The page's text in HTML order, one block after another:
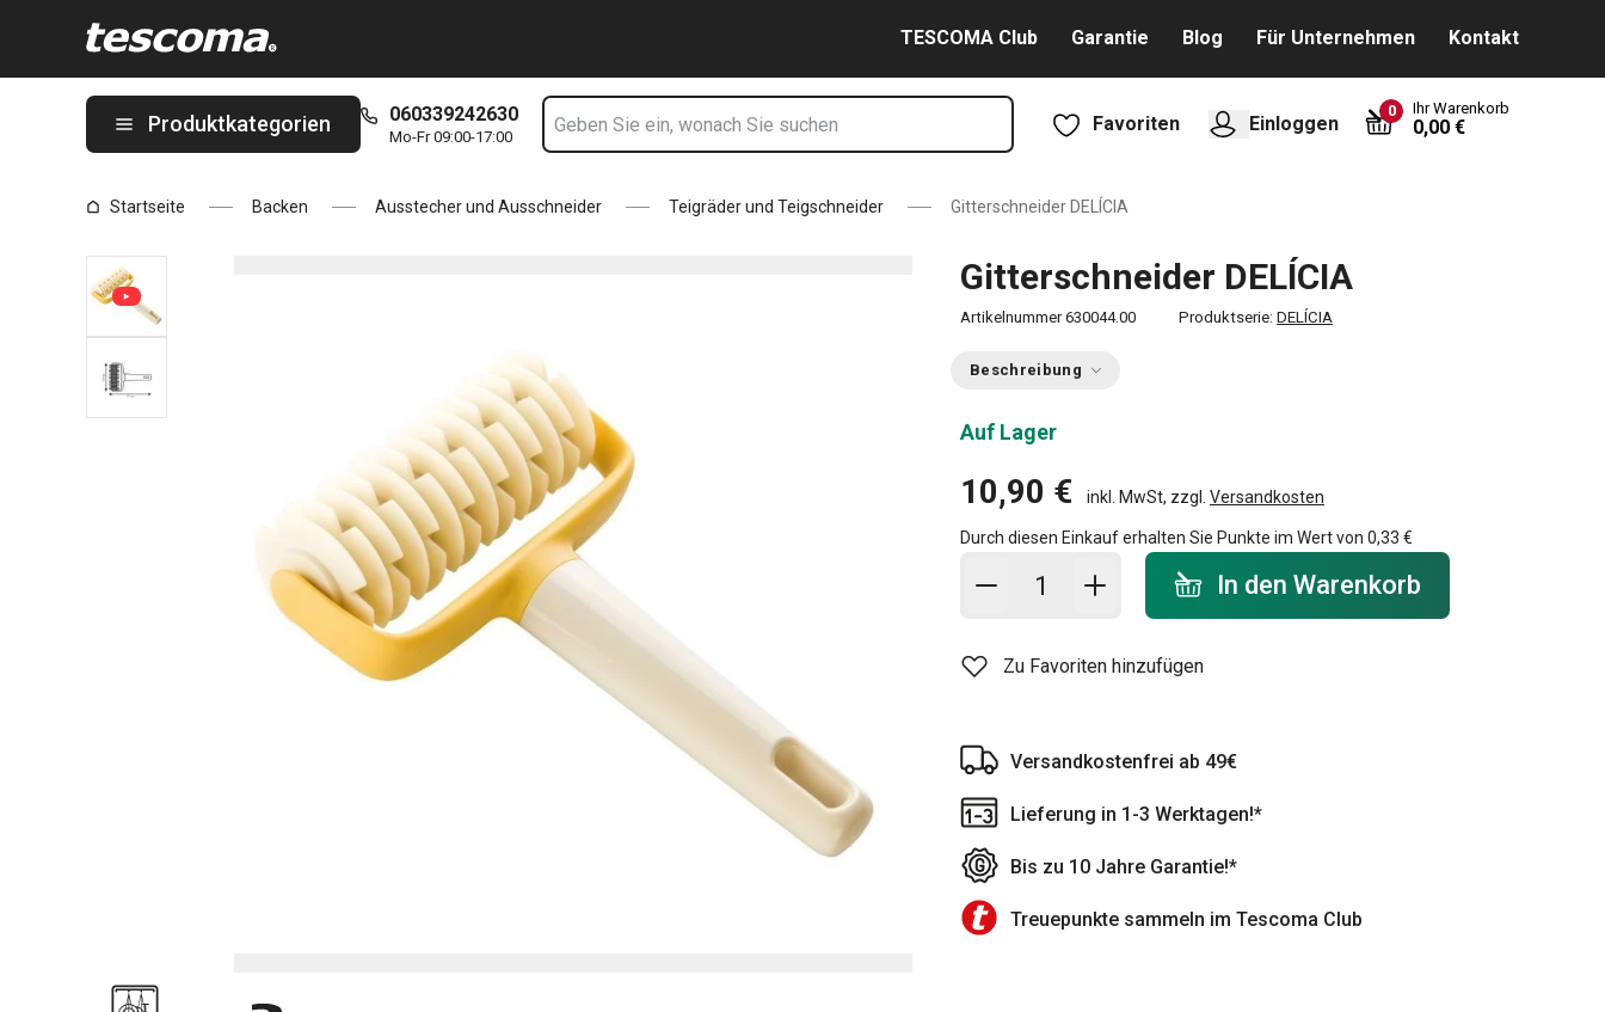
TESCOMA Club Garantie Blog Für Unternehmen Kontakt
Produktkategorien 060339242630
Mo-Fr 09:00-17:00
Favoriten Einloggen
0 Ihr Warenkorb
0,00 €
Startseite Backen Ausstecher und Ausschneider Teigräder und Teigschneider Gitterschneider DELÍCIA
Gitterschneider DELÍCIA
Artikelnummer 630044.00 Produktserie: DELÍCIA
Beschreibung
Auf Lager
10,90 € inkl. MwSt, zzgl. Versandkosten
Durch diesen Einkauf erhalten Sie Punkte im Wert von 0,33 €
In den Warenkorb - Menge
In den Warenkorb
Zu Favoriten hinzufügen
Versandkostenfrei ab 49€
Lieferung in 1-3 Werktagen!*
Bis zu 10 Jahre Garantie!*
Treuepunkte sammeln im Tescoma Club